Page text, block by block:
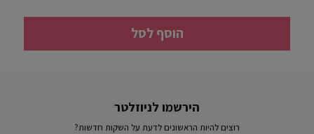
הוסף לסל
הירשמו לניוזלטר
רוצים להיות הראשונים לדעת על השקות חדשות?